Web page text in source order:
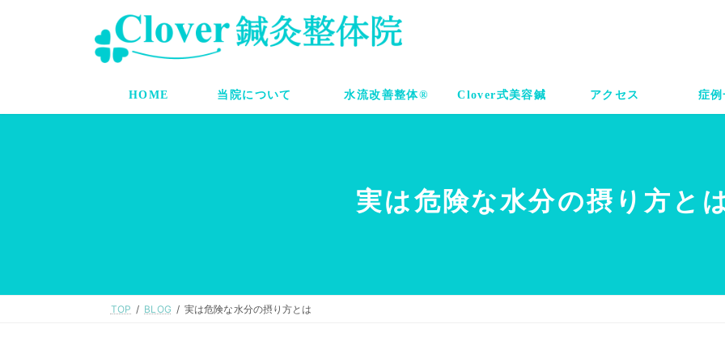
ス
ン
HOME 当院について 水流改善整体® Clover式美容鍼 アクセス 症例
実は危険な水分の摂り方と
TOP BLOG 実は危険な水分の摂り方とは